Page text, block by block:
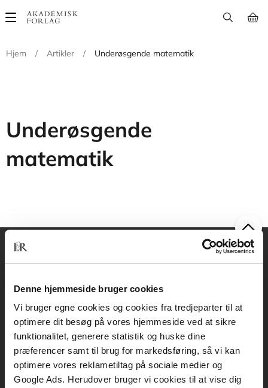
Denne hjemmeside bruger cookies
Vi bruger egne cookies og cookies fra tredjeparter til at
optimere dit besøg på vores hjemmeside ved at sikre
funktionalitet, generere statistik og huske dine
præferencer samt til brug for markedsføring, så vi kan
optimere vores reklametiltag på sociale medier og
Google Ads. Herudover bruger vi cookies til at vise dig
Main
Hjem
/ Artikler / Underøsgende matematik
Underøsgende
matematik
1120 København K
CVR 76351910
Kontakt kundeservice
Mandag-fredag: kl. 10-15